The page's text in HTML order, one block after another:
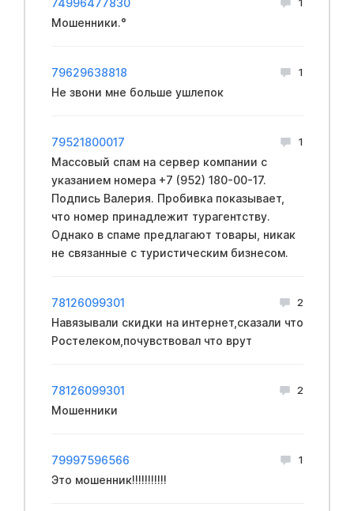
Мошенники.°
79629638818 1
Не звони мне больше ушлепок
79521800017 1
Массовый спам на сервер компании с
указанием номера +7 (952) 180-00-17.
Подпись Валерия. Пробивка показывает,
что номер принадлежит турагентству.
Однако в спаме предлагают товары, никак
не связанные с туристическим бизнесом.
78126099301 2
Навязывали скидки на интернет,сказали что
Ростелеком,почувствовал что врут
78126099301 2
Мошенники
79997596566 1
Это мошенник!!!!!!!!!!!